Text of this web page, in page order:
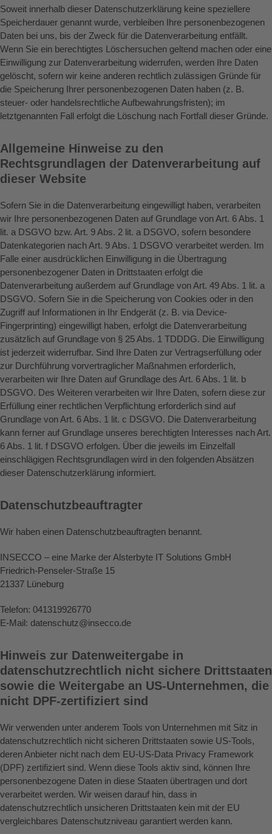
Soweit innerhalb dieser Datenschutzerklärung keine speziellere
Speicherdauer genannt wurde, verbleiben Ihre personenbezogenen
Daten bei uns, bis der Zweck für die Datenverarbeitung entfällt.
Wenn Sie ein berechtigtes Löschersuchen geltend machen oder eine
Einwilligung zur Datenverarbeitung widerrufen, werden Ihre Daten
gelöscht, sofern wir keine anderen rechtlich zulässigen Gründe für
die Speicherung Ihrer personenbezogenen Daten haben (z. B.
steuer- oder handelsrechtliche Aufbewahrungsfristen); im
letztgenannten Fall erfolgt die Löschung nach Fortfall dieser Gründe.
Allgemeine Hinweise zu den
Rechtsgrundlagen der Datenverarbeitung auf
dieser Website
Sofern Sie in die Datenverarbeitung eingewilligt haben, verarbeiten
wir Ihre personenbezogenen Daten auf Grundlage von Art. 6 Abs. 1
lit. a DSGVO bzw. Art. 9 Abs. 2 lit. a DSGVO, sofern besondere
Datenkategorien nach Art. 9 Abs. 1 DSGVO verarbeitet werden. Im
Falle einer ausdrücklichen Einwilligung in die Übertragung
personenbezogener Daten in Drittstaaten erfolgt die
Datenverarbeitung außerdem auf Grundlage von Art. 49 Abs. 1 lit. a
DSGVO. Sofern Sie in die Speicherung von Cookies oder in den
Zugriff auf Informationen in Ihr Endgerät (z. B. via Device-
Fingerprinting) eingewilligt haben, erfolgt die Datenverarbeitung
zusätzlich auf Grundlage von § 25 Abs. 1 TDDDG. Die Einwilligung
ist jederzeit widerrufbar. Sind Ihre Daten zur Vertragserfüllung oder
zur Durchführung vorvertraglicher Maßnahmen erforderlich,
verarbeiten wir Ihre Daten auf Grundlage des Art. 6 Abs. 1 lit. b
DSGVO. Des Weiteren verarbeiten wir Ihre Daten, sofern diese zur
Erfüllung einer rechtlichen Verpflichtung erforderlich sind auf
Grundlage von Art. 6 Abs. 1 lit. c DSGVO. Die Datenverarbeitung
kann ferner auf Grundlage unseres berechtigten Interesses nach Art.
6 Abs. 1 lit. f DSGVO erfolgen. Über die jeweils im Einzelfall
einschlägigen Rechtsgrundlagen wird in den folgenden Absätzen
dieser Datenschutzerklärung informiert.
Datenschutz­beauftragter
Wir haben einen Datenschutzbeauftragten benannt.
INSECCO – eine Marke der Alsterbyte IT Solutions GmbH
Friedrich-Penseler-Straße 15
21337 Lüneburg
Telefon: 041319926770
E-Mail: datenschutz@insecco.de
Hinweis zur Datenweitergabe in
datenschutzrechtlich nicht sichere Drittstaaten
sowie die Weitergabe an US-Unternehmen, die
nicht DPF-zertifiziert sind
Wir verwenden unter anderem Tools von Unternehmen mit Sitz in
datenschutzrechtlich nicht sicheren Drittstaaten sowie US-Tools,
deren Anbieter nicht nach dem EU-US-Data Privacy Framework
(DPF) zertifiziert sind. Wenn diese Tools aktiv sind, können Ihre
personenbezogene Daten in diese Staaten übertragen und dort
verarbeitet werden. Wir weisen darauf hin, dass in
datenschutzrechtlich unsicheren Drittstaaten kein mit der EU
vergleichbares Datenschutzniveau garantiert werden kann.